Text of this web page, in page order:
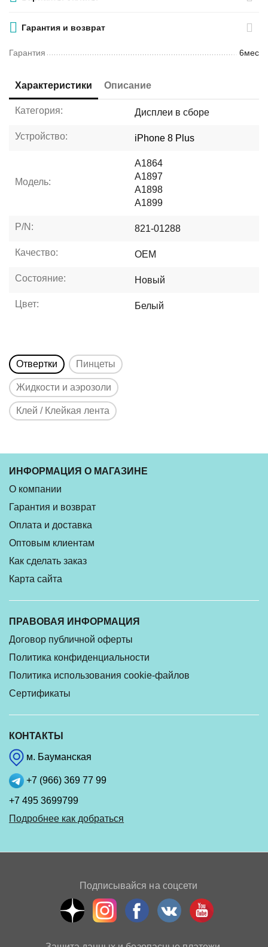
Гарантия и возврат
Гарантия 6мес
Характеристики Описание
Категория: Дисплеи в сборе
Устройство: iPhone 8 Plus
Модель:
A1864
A1897
A1898
A1899
P/N: 821-01288
Качество: OEM
Состояние: Новый
Цвет: Белый
Отвертки Пинцеты
Жидкости и аэрозоли
Клей / Клейкая лента
ИНФОРМАЦИЯ О МАГАЗИНЕ
О компании
Гарантия и возврат
Оплата и доставка
Оптовым клиентам
Как сделать заказ
Карта сайта
ПРАВОВАЯ ИНФОРМАЦИЯ
Договор публичной оферты
Политика конфиденциальности
Политика использования cookie-файлов
Сертификаты
КОНТАКТЫ
м. Бауманская
+7 (966) 369 77 99
+7 495 3699799
Подробнее как добраться
Подписывайся на соцсети